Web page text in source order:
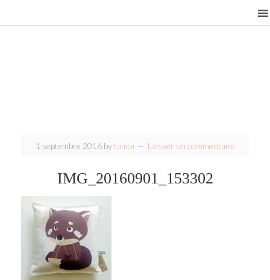
1 septembre 2016bytamoi Laisser un commentaire
IMG_20160901_153302